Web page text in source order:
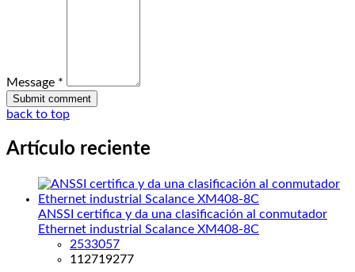
Message *
back to top
Artículo reciente
ANSSI certifica y da una clasificación al conmutador
Ethernet industrial Scalance XM408-8C
2533057
112719277